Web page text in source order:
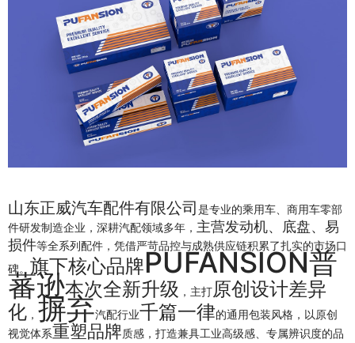
山东正威汽车配件有限公司 是专业的乘用车、商用车零部
件研发制造企业，深耕汽配领域多年， 主营发动机、底盘、易
损件等全系列配件，凭借严苛品控与成熟供应链积累了扎实的市场口
碑。 旗下核心品牌PUFANSION普
蕃逊本次全新升级 ，主打原创设计差异
化 ， 摒弃汽配行业千篇一律的通用包装风格，以原创
视觉体系重塑品牌质感，打造兼具工业高级感、专属辨识度的品